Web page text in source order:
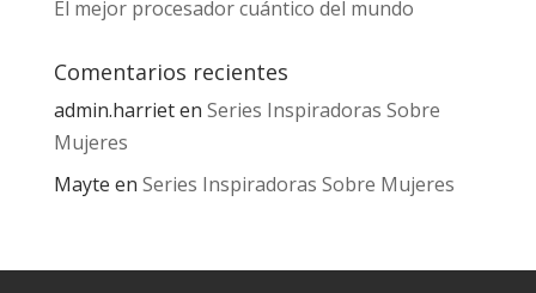
El mejor procesador cuántico del mundo
Comentarios recientes
admin.harrieten Series Inspiradoras Sobre
Mujeres
Mayte en Series Inspiradoras Sobre Mujeres